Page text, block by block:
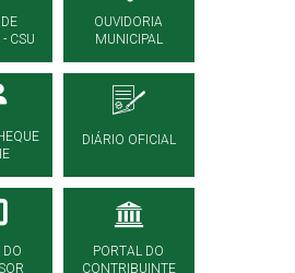
CSU
OUVIDORIA
MUNICIPAL
DIÁRIO OFICIAL
DO
PORTAL DO
CONTRIBUINTE